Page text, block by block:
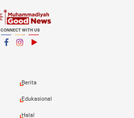
CONNECT WITH US
Berita
Edukasional
Halal